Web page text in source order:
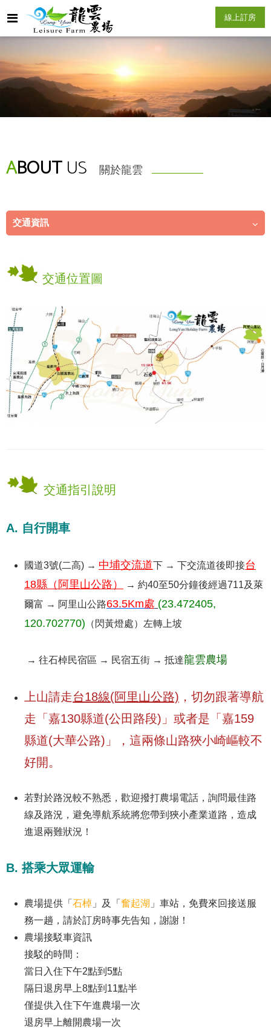
線上訂房
ABOUTUS 關於龍雲
交通資訊
交通位置圖
交通指引說明
A. 自行開車
國道3號(二高) → 中埔交流道下 → 下交流道後即接台
18縣（阿里山公路）
→ 約40至50分鐘後經過711及萊
爾富 → 阿里山公路63.5Km處 (23.472405,
120.702770) （閃黃燈處）左轉上坡
→ 往石棹民宿區 → 民宿五街 → 抵達龍雲農場
上山請走台18線(阿里山公路) ，切勿跟著導航
走「嘉130縣道(公田路段)」或者是「嘉159
縣道(大華公路)」，這兩條山路狹小崎嶇較不
好開。
若對於路況較不熟悉，歡迎撥打農場電話，詢問最佳路
線及路況，避免導航系統將您帶到狹小產業道路，造成
進退兩難狀況！
B. 搭乘大眾運輸
農場提供「 石棹 」及「 奮起湖 」車站，免費來回接送服
務一趟，請於訂房時事先告知，謝謝！
農場接駁車資訊
接駁的時間：
當日入住下午2點到5點
隔日退房早上8點到11點半
僅提供入住下午進農場一次
退房早上離開農場一次